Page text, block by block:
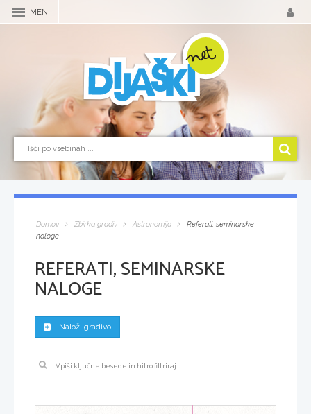
MENI
Domov Zbirka gradiv Astronomija
Referati, seminarske
naloge
REFERATI, SEMINARSKE
NALOGE
Naloži gradivo